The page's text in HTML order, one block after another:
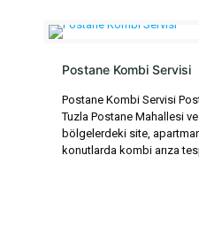
Postane Kombi Servisi
Postane Kombi Servisi
Tuzla Postane Mahallesi ve
bölgelerdeki site,
konutlarda kombi arıza